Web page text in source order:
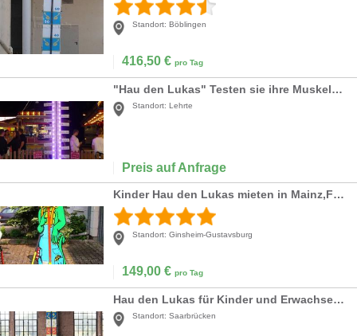
Standort: Böblingen
416,50 € pro Tag
"Hau den Lukas" Testen sie ihre Muskelkraft
Standort: Lehrte
Preis auf Anfrage
Kinder Hau den Lukas mieten in Mainz,Frankfurt,Mainz,Wiesbaden,Darmstadt
Standort: Ginsheim-Gustavsburg
149,00 € pro Tag
Hau den Lukas für Kinder und Erwachsene mieten
Standort: Saarbrücken